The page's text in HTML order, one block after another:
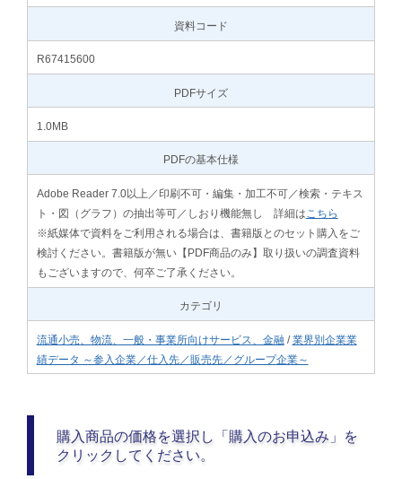
資料コード
R67415600
PDFサイズ
1.0MB
PDFの基本仕様
Adobe Reader 7.0以上／印刷不可・編集・加工不可／検索・テキス
ト・図（グラフ）の抽出等可／しおり機能無し 詳細は こちら
※紙媒体で資料をご利用される場合は、書籍版とのセット購入をご
検討ください。書籍版が無い【PDF商品のみ】取り扱いの調査資料
もございますので、何卒ご了承ください。
カテゴリ
流通小売、物流、一般・事業所向けサービス、金融 /業界別企業業
績データ ～参入企業／仕入先／販売先／グループ企業～
購入商品の価格を選択し「購入のお申込み」を
クリックしてください。